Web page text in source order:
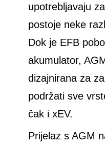
upotrebljavaju
postoje neke
Dok je EFB
akumulator,
dizajnirana za
podržati sve
čak i xEV.
Prijelaz s AGM